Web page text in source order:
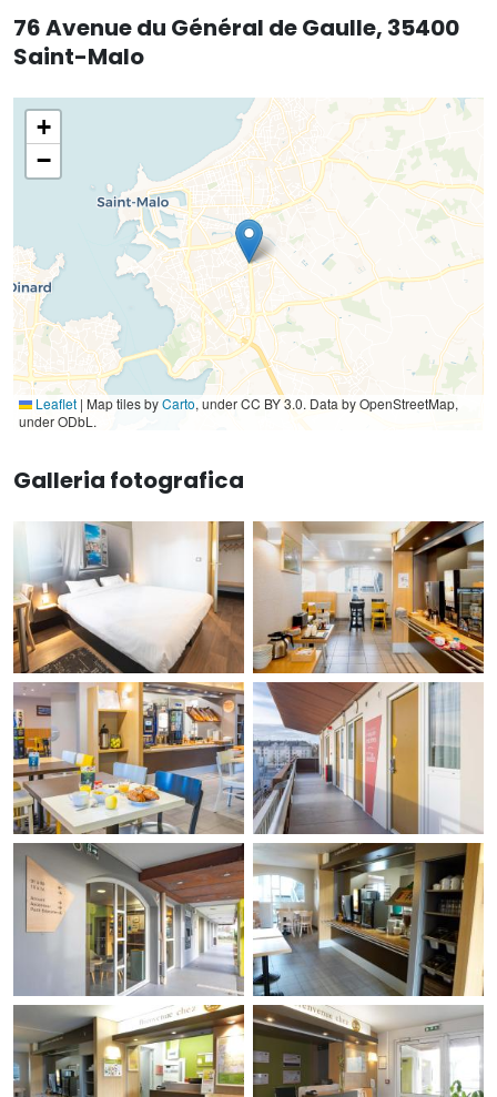
76 Avenue du Général de Gaulle, 35400
Saint-Malo
+
−
Leaflet | Map tiles byCarto, under CC BY 3.0. Data by OpenStreetMap,
under ODbL.
Galleria fotografica